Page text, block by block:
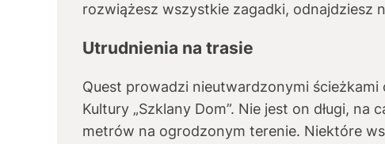
rozwiążesz wszystkie zagadki, odnajdziesz
Utrudnienia na trasie
Quest prowadzi nieutwardzonymi
Kultury „Szklany Dom”. Nie jest on długi, na
metrów na ogrodzonym terenie. Niektóre